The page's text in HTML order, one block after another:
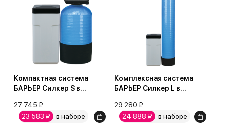
Компактная система
БАРЬЕР Силкер S в
воды в квартиру
27 745 ₽
23 583 ₽
в наборе
Комплексная система
БАРЬЕР Силкер L в
воды в квартиру
29 280 ₽
24 888 ₽
в наборе